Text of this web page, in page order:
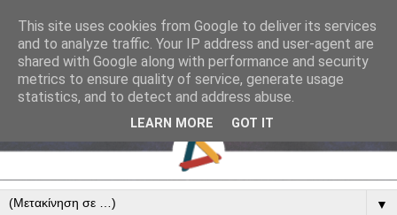
▼
This site uses cookies from Google to deliver its services
and to analyze traffic. Your IP address and user-agent are
shared with Google along with performance and security
metrics to ensure quality of service, generate usage
statistics, and to detect and address abuse.
LEARN MORE GOT IT